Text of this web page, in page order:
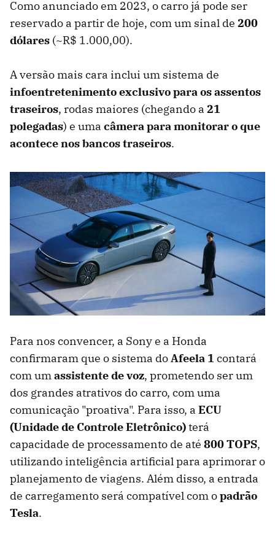
Como anunciado em 2023, o carro já pode ser
reservado a partir de hoje, com um sinal de 200
dólares (~R$ 1.000,00).
A versão mais cara inclui um sistema de
infoentretenimento exclusivo para os assentos
traseiros, rodas maiores (chegando a 21
polegadas) e uma câmera para monitorar o que
acontece nos bancos traseiros.
Para nos convencer, a Sony e a Honda
confirmaram que o sistema doAfeela 1 contará
com umassistente de voz, prometendo ser um
dos grandes atrativos do carro, com uma
comunicação "proativa". Para isso, a ECU
(Unidade de Controle Eletrônico)terá
capacidade de processamento de até 800 TOPS,
utilizando inteligência artificial para aprimorar o
planejamento de viagens. Além disso, a entrada
de carregamento será compatível com opadrão
Tesla.